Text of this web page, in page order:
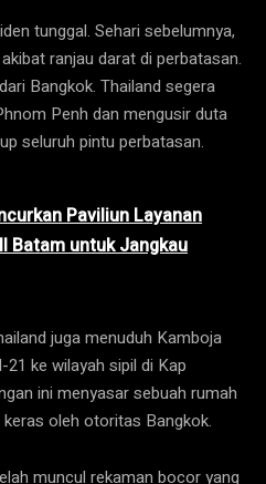
tunggal. Sehari sebelumnya,
ranjau darat di perbatasan.
Bangkok. Thailand segera
Penh dan mengusir duta
seluruh pintu perbatasan.
Paviliun Layanan
Batam untuk Jangkau
juga menuduh Kamboja
ke wilayah sipil di Kap
ini menyasar sebuah rumah
oleh otoritas Bangkok.
muncul rekaman bocor yang